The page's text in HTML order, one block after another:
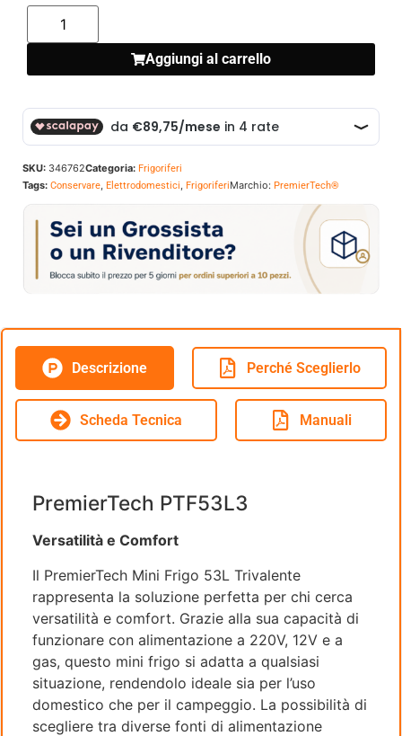
Aggiungi al carrello
SKU: 346762Categoria: Frigoriferi
Tags: Conservare, Elettrodomestici, FrigoriferiMarchio: PremierTech®
Descrizione Perché Sceglierlo
Scheda Tecnica Manuali
PremierTech PTF53L3
Versatilità e Comfort
Il PremierTech Mini Frigo 53L Trivalente
rappresenta la soluzione perfetta per chi cerca
versatilità e comfort. Grazie alla sua capacità di
funzionare con alimentazione a 220V, 12V e a
gas, questo mini frigo si adatta a qualsiasi
situazione, rendendolo ideale sia per l’uso
domestico che per il campeggio. La possibilità di
scegliere tra diverse fonti di alimentazione